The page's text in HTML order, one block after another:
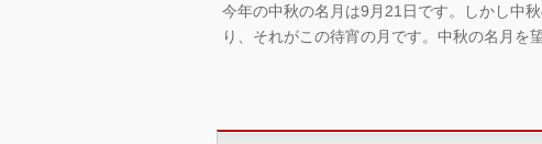
今年の中秋の名月は9月21日です。しかし中
り、それがこの待宵の月です。中秋の名月を